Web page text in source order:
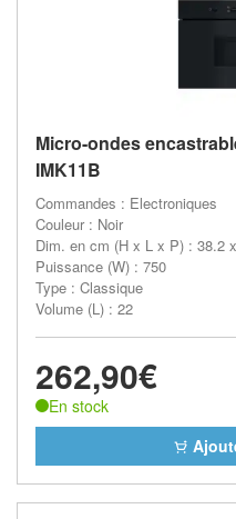
Micro-ondes
IMK11B
Commandes : Electroniques
Couleur : Noir
Dim. en cm (H x L x P) : 38.2
Puissance (W) : 750
Type : Classique
Volume (L) : 22
262,90€
En stock